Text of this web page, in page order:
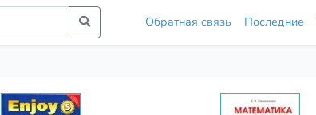
Обратная связь Последние